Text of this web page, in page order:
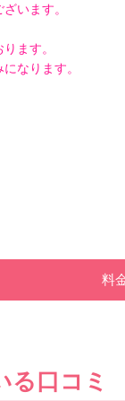
います。
ます。
なります。
料
る口コミ